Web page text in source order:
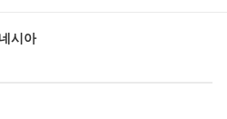
시아